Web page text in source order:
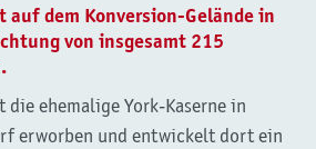
dem Konversion-Gelände in
von insgesamt 215
die ehemalige York-Kaserne in
erworben und entwickelt dort ein